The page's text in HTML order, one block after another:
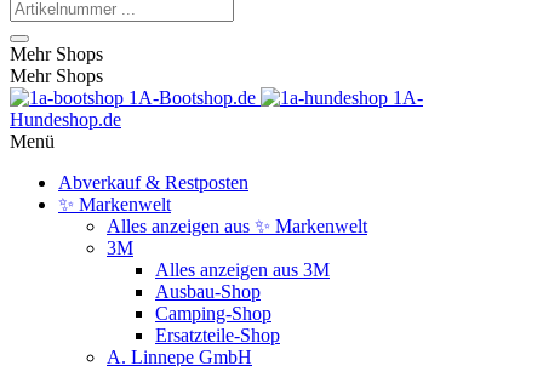
Mehr Shops
Mehr Shops
1A-Bootshop.de
1A-
Hundeshop.de
Menü
Abverkauf & Restposten
✨ Markenwelt
Alles anzeigen aus ✨ Markenwelt
3M
Alles anzeigen aus 3M
Ausbau-Shop
Camping-Shop
Ersatzteile-Shop
A. Linnepe GmbH